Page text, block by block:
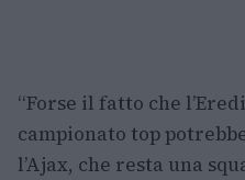
“Forse il fatto che
campionato top
l’Ajax, che resta una